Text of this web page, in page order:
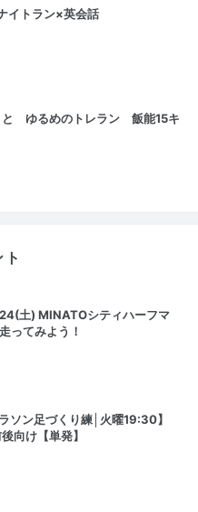
イトラン×英会話
ゆるめのトレラン 飯能15キ
土) MINATOシティハーフマ
ってみよう！
ソン足づくり練│火曜19:30】
向け【単発】